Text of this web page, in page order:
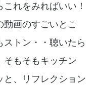
れをみればいい！
画のすごいとこ
トン・・聴いたら
そもそもキッチン
と、リフレクション